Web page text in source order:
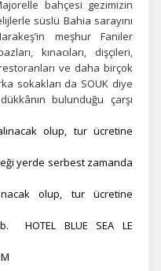
anonim olarak
ve
anlamamıza
göstermek için
görmeye devam
bahçesi gezimizin
süslü Bahia sarayını
meşhur Faniler
kınacıları, dişçileri,
ve daha birçok
sokakları da SOUK diye
bulunduğu çarşı
olup, tur ücretine
yerde serbest zamanda
olup, tur ücretine
HOTEL BLUE SEA LE